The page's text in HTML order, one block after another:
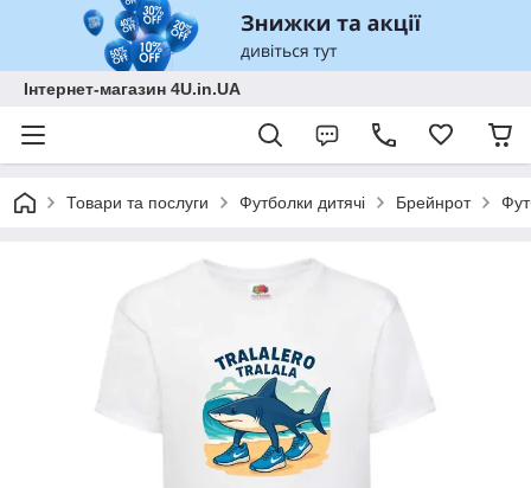
Інтернет-магазин 4U.in.UA
Товари та послуги Футболки дитячі Брейнрот